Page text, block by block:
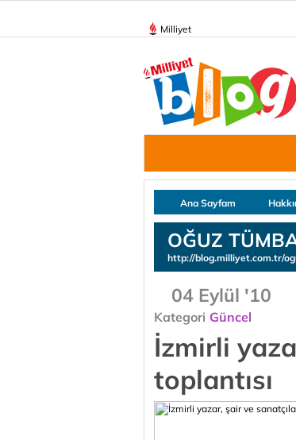
Milliyet
Ana Sayfam
OĞUZ
http://blog.milliyet.com.tr/
04 Eylül '10
Kategori Güncel
İzmirli
toplantısı